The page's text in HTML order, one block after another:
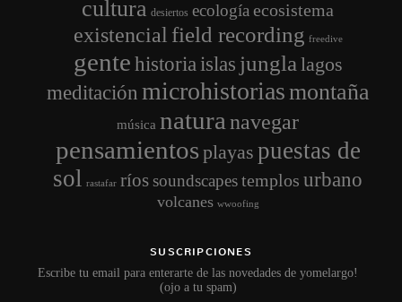
cultura desiertos ecología ecosistema
existencial field recording freedive
gentehistoria islas jungla lagos
meditación microhistoriasmontaña
música natura navegar
pensamientos playas puestas de
sol rastafar ríos soundscapestemplos urbano
volcanes wwoofing
SUSCRIPCIONES
Escribe tu email para enterarte de las novedades de yomelargo!
(ojo a tu spam)